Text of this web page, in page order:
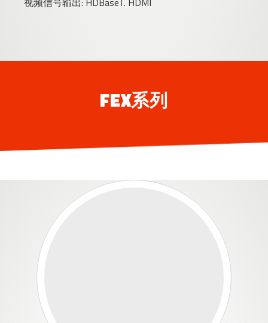
FEX系列